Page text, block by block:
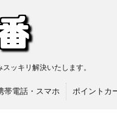
ッキリ解決いたします。
帯電話・スマホ ポイントカ